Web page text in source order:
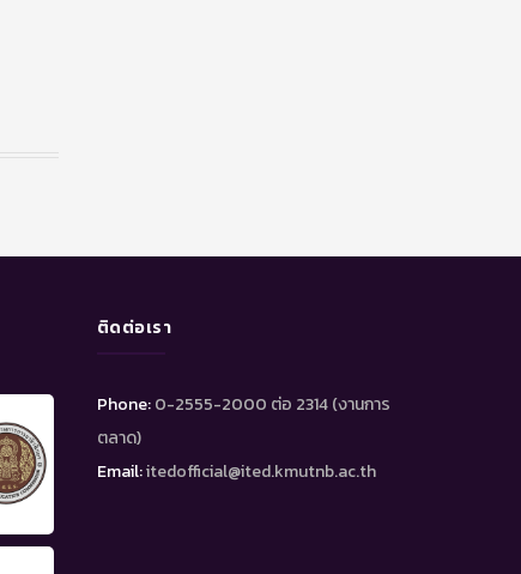
ติดต่อเรา
Phone:0-2555-2000 ต่อ 2314 (งานการ
ตลาด)
Email:itedofficial@ited.kmutnb.ac.th